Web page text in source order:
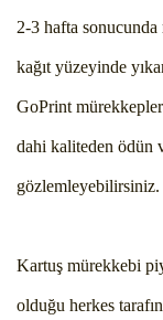
2-3 hafta
kağıt yüzeyinde
GoPrint mürekkepler
dahi kaliteden ödün
gözlemleyebilirsiniz.
Kartuş mürekkebi
olduğu herkes